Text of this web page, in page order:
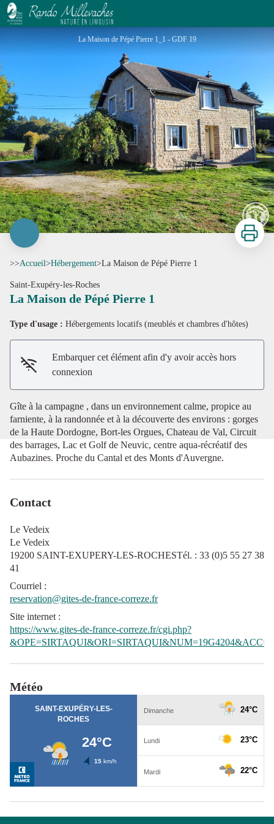
La Maison de Pépé Pierre 1
La Maison de Pépé Pierre 1_1 - GDF 19
Voir l'image en plein écran
Imprimer
>>Accueil>Hébergement>La Maison de Pépé Pierre 1
Saint-Exupéry-les-Roches
La Maison de Pépé Pierre 1
Type d'usage : Hébergements locatifs (meublés et chambres d'hôtes)
Embarquer cet élément afin d'y avoir accès hors
connexion
Gîte à la campagne , dans un environnement calme, propice au
farniente, à la randonnée et à la découverte des environs : gorges
de la Haute Dordogne, Bort-les Orgues, Chateau de Val, Circuit
des barrages, Lac et Golf de Neuvic, centre aqua-récréatif des
Aubazines. Proche du Cantal et des Monts d'Auvergne.
Contact
Le Vedeix
Le Vedeix
19200 SAINT-EXUPERY-LES-ROCHESTél. : 33 (0)5 55 27 38
41
Courriel :
reservation@gites-de-france-correze.fr
Site internet :
https://www.gites-de-france-correze.fr/cgi.php?
Météo